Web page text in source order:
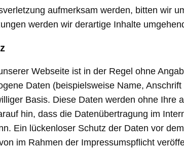
aufmerksam werden, bitten wir
werden wir derartige Inhalte
Webseite ist in der Regel ohne
Daten (beispielsweise Name,
Basis. Diese Daten werden ohne Ihre
hin, dass die Datenübertragung im
Ein lückenloser Schutz der Daten vor
im Rahmen der Impressumspflicht